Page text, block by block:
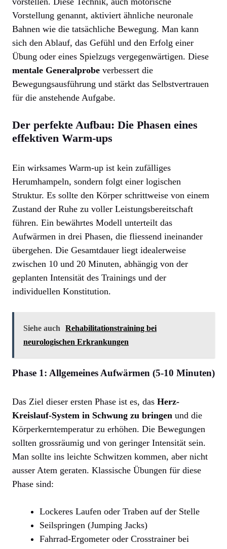
Vorstellung genannt, aktiviert ähnliche neuronale
Bahnen wie die tatsächliche Bewegung. Man kann
sich den Ablauf, das Gefühl und den Erfolg einer
Übung oder eines Spielzugs vergegenwärtigen. Diese
mentale Generalprobe verbessert die
Bewegungsausführung und stärkt das Selbstvertrauen
für die anstehende Aufgabe.
Der perfekte Aufbau: Die Phasen eines
effektiven Warm-ups
Ein wirksames Warm-up ist kein zufälliges
Herumhampeln, sondern folgt einer logischen
Struktur. Es sollte den Körper schrittweise von einem
Zustand der Ruhe zu voller Leistungsbereitschaft
führen. Ein bewährtes Modell unterteilt das
Aufwärmen in drei Phasen, die fliessend ineinander
übergehen. Die Gesamtdauer liegt idealerweise
zwischen 10 und 20 Minuten, abhängig von der
geplanten Intensität des Trainings und der
individuellen Konstitution.
Siehe auch
Rehabilitationstraining bei
neurologischen Erkrankungen
Phase 1: Allgemeines Aufwärmen (5-10 Minuten)
Das Ziel dieser ersten Phase ist es, das Herz-
Kreislauf-System in Schwung zu bringen und die
Körperkerntemperatur zu erhöhen. Die Bewegungen
sollten grossräumig und von geringer Intensität sein.
Man sollte ins leichte Schwitzen kommen, aber nicht
ausser Atem geraten. Klassische Übungen für diese
Phase sind:
Lockeres Laufen oder Traben auf der Stelle
Seilspringen (Jumping Jacks)
Fahrrad-Ergometer oder Crosstrainer bei